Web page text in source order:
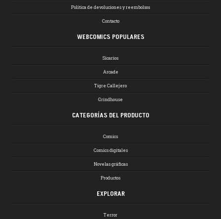
Política de devoluciones y reembolsos
Contacto
WEBCOMICS POPULARES
Sicarios
Arcade
Tigre Callejero
Grindhouse
CATEGORÍAS DEL PRODUCTO
Comics
Comics digitales
Novelas gráficas
Productos
EXPLORAR
Terror